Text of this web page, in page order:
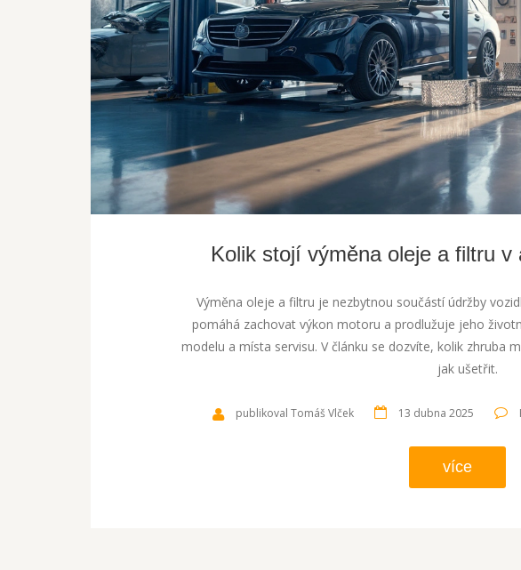
Kolik stojí výměna oleje a filtru
Výměna oleje a filtru je nezbytnou součástí údržby
pomáhá zachovat výkon motoru a prodlužuje jeho
modelu a místa servisu. V článku se dozvíte, kolik zhruba
jak ušetřit.
publikoval Tomáš Vlček 13 dubna 2025
více